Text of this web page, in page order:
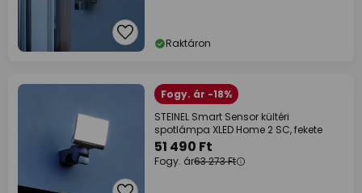
Raktáron
Fogy. ár -18%
STEINEL Smart Sensor kültéri
spotlámpa XLED Home 2 SC, fekete
51 490 Ft
Fogy. ár63 273 Ft